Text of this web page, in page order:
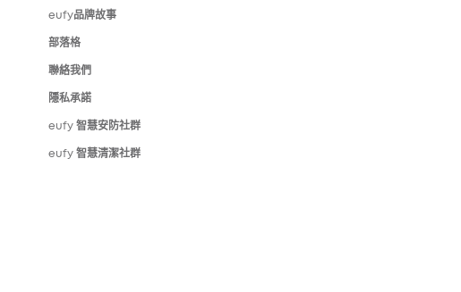
eufy品牌故事
部落格
聯絡我們
隱私承諾
eufy 智慧安防社群
eufy 智慧清潔社群